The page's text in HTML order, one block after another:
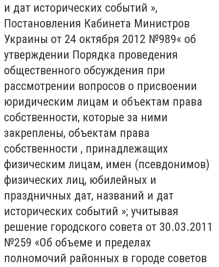
и дат исторических событий »,
Постановления Кабинета Министров
Украины от 24 октября 2012 №989« об
утверждении Порядка проведения
общественного обсуждения при
рассмотрении вопросов о присвоении
юридическим лицам и объектам права
собственности, которые за ними
закреплены, объектам права
собственности , принадлежащих
физическим лицам, имен (псевдонимов)
физических лиц, юбилейных и
праздничных дат, названий и дат
исторических событий »; учитывая
решение городского совета от 30.03.2011
№259 «Об объеме и пределах
полномочий районных в городе советов